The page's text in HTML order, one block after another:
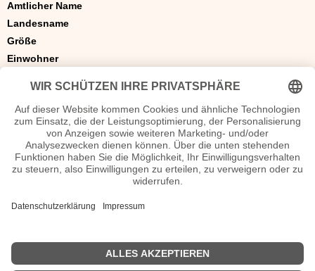
Amtlicher Name
Landesname
Größe
Einwohner
KFZ Kennzeichen
Sprache(n)
Währung
Zeitzone